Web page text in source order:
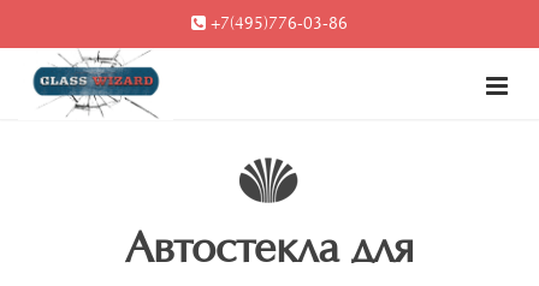
+7(495)776-03-86
Автостекла для